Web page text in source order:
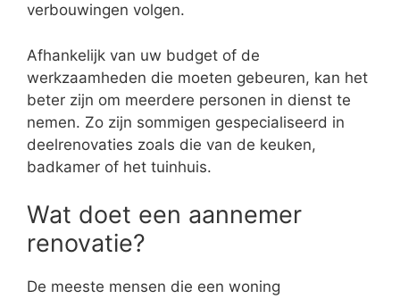
verbouwingen volgen.
Afhankelijk van uw budget of de
werkzaamheden die moeten gebeuren, kan het
beter zijn om meerdere personen in dienst te
nemen. Zo zijn sommigen gespecialiseerd in
deelrenovaties zoals die van de keuken,
badkamer of het tuinhuis.
Wat doet een aannemer
renovatie?
De meeste mensen die een woning